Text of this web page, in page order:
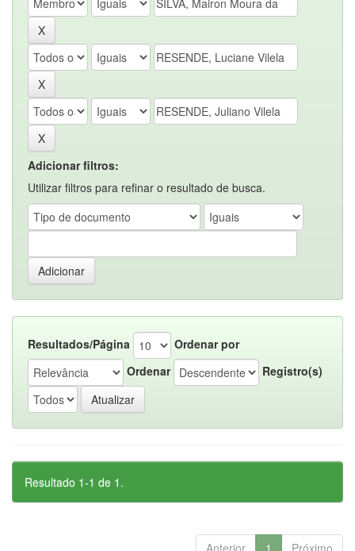
Adicionar filtros:
Utilizar filtros para refinar o resultado de busca.
Resultados/Página
Ordenar por
Ordenar
Registro(s)
Resultado 1-1 de 1.
Anterior 1 Próximo